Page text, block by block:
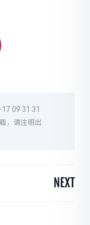
09:31:31
，请注明出
NEXT